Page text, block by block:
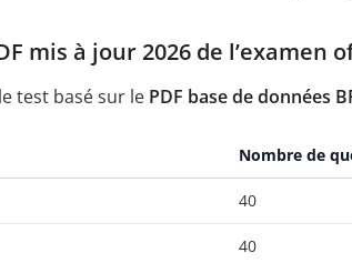
mis à jour 2026 de l’examen
test basé sur le PDF base de données
Nombre de
40
40